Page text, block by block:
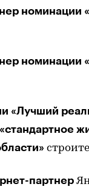
номинации
номинации
«Лучший
партнер